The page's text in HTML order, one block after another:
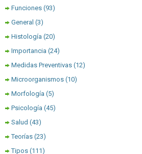
Funciones (93)
General (3)
Histología (20)
Importancia (24)
Medidas Preventivas (12)
Microorganismos (10)
Morfología (5)
Psicología (45)
Salud (43)
Teorías (23)
Tipos (111)